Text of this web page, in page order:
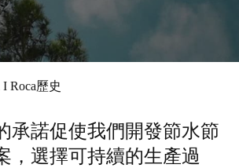
Roca歷史
承諾促使我們開發節水節
，選擇可持續的生產過